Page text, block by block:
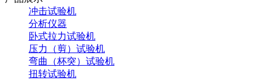
冲击试验机
分析仪器
卧式拉力试验机
压力（剪）试验机
弯曲（杯突）试验机
扭转试验机